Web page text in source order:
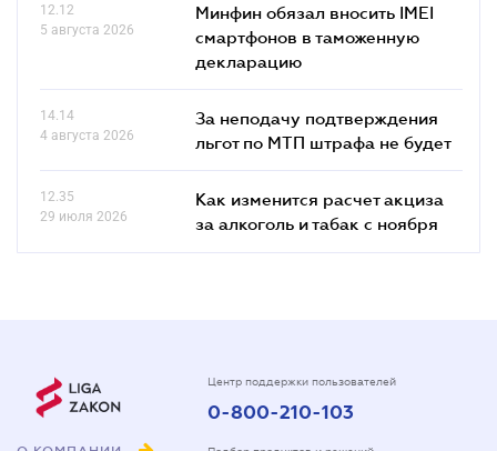
12.12
5 августа 2026
Минфин обязал вносить IMEI
смартфонов в таможенную
декларацию
14.14
4 августа 2026
За неподачу подтверждения
льгот по МТП штрафа не будет
12.35
29 июля 2026
Как изменится расчет акциза
за алкоголь и табак с ноября
Центр поддержки пользователей
0-800-210-103